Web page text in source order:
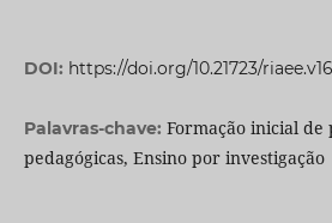
DOI: https://doi.org/10.21723/
Palavras-chave: Formação inicial de
pedagógicas, Ensino por investigação